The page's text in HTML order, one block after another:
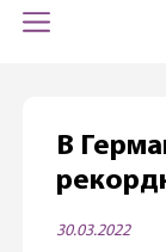
В
30.03.2022